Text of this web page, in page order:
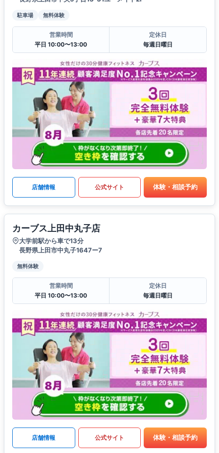
駐車場 無料体験
営業時間
平日 10:00〜13:00
定休日
毎週日曜日
店舗情報 公式サイト 体験・相談予約
カーブス上田中丸子店
大学前駅から車で13分
長野県上田市中丸子1647ー7
無料体験
営業時間
平日 10:00〜13:00
定休日
毎週日曜日
店舗情報 公式サイト 体験・相談予約